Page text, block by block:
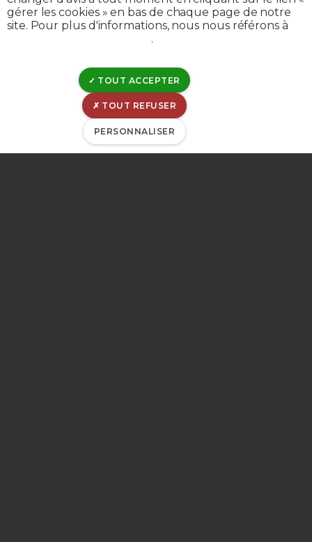
BIC : GKCCBEBB
Politique de divulgation
Déclaration de cookies
Gérer les cookies
Gestion de matomo
gérer les cookies » en bas de chaque page de notre
site. Pour plus d'informations, nous nous référons à
.
TOUT ACCEPTER
TOUT REFUSER
PERSONNALISER